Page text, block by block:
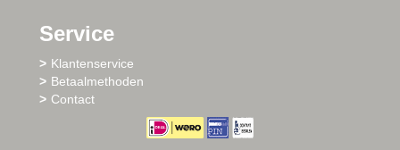
Service
Klantenservice
Betaalmethoden
Contact